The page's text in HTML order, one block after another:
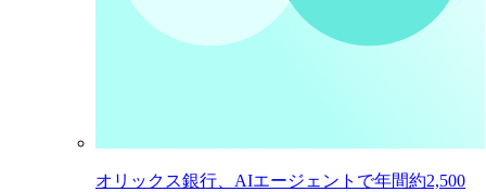
オリックス銀行、AIエージェントで年間約2,500